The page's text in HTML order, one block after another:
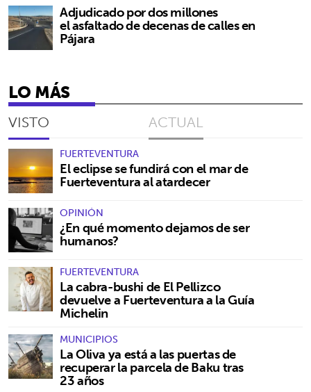
Adjudicado por dos millones
el asfaltado de decenas de calles en
Pájara
LO MÁS
VISTO ACTUAL
FUERTEVENTURA
El eclipse se fundirá con el mar de
Fuerteventura al atardecer
OPINIÓN
¿En qué momento dejamos de ser
humanos?
FUERTEVENTURA
La cabra-bushi de El Pellizco
devuelve a Fuerteventura a la Guía
Michelin
MUNICIPIOS
La Oliva ya está a las puertas de
recuperar la parcela de Baku tras
23 años